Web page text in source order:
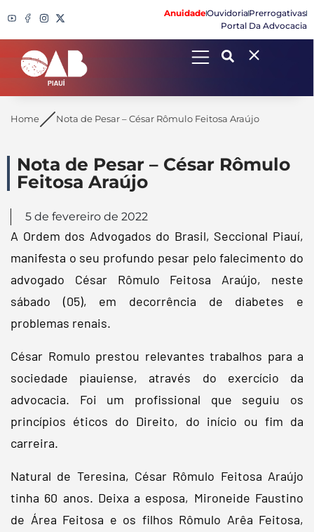
AnuidadeOuvidoriaPrerrogativas
Portal Da Advocacia
Search
Home Nota de Pesar – César Rômulo Feitosa Araújo
Nota de Pesar – César Rômulo
Feitosa Araújo
5 de fevereiro de 2022
A Ordem dos Advogados do Brasil, Seccional Piauí,
manifesta o seu profundo pesar pelo falecimento do
advogado César Rômulo Feitosa Araújo, neste
sábado (05), em decorrência de diabetes e
problemas renais.
César Romulo prestou relevantes trabalhos para a
sociedade piauiense, através do exercício da
advocacia. Foi um profissional que seguiu os
princípios éticos do Direito, do início ou fim da
carreira.
Natural de Teresina, César Rômulo Feitosa Araújo
tinha 60 anos. Deixa a esposa, Mironeide Faustino
de Área Feitosa e os filhos Rômulo Arêa Feitosa,